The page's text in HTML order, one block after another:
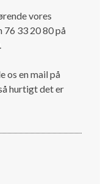
vores
33 20 80 på
os en mail på
hurtigt det er